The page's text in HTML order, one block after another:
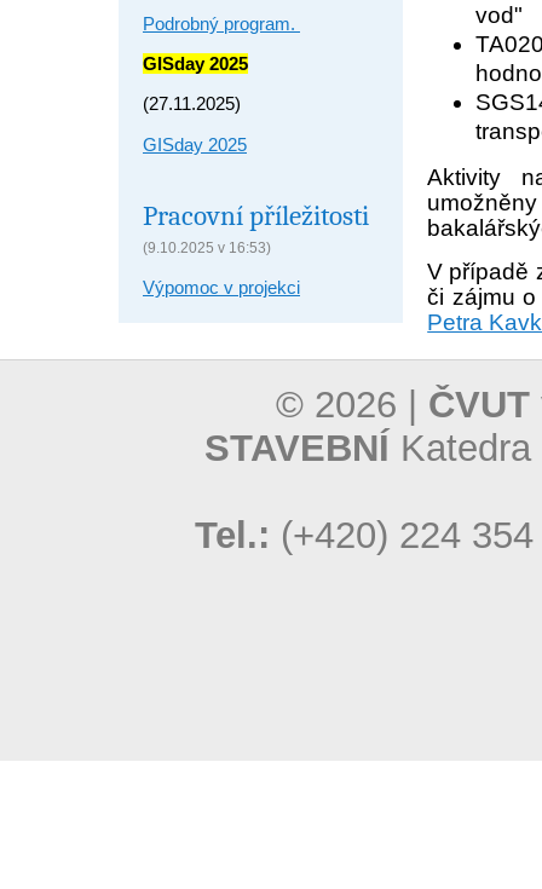
Podrobný program.
GISday 2025
(27.11.2025)
GISday 2025
Pracovní příležitosti
(9.10.2025 v 16:53)
Výpomoc v projekci
vod"
Aktivity
V případě
či zájmu
Petra
© 2026 |
STAVEBNÍ
Tel.: (+420) 224